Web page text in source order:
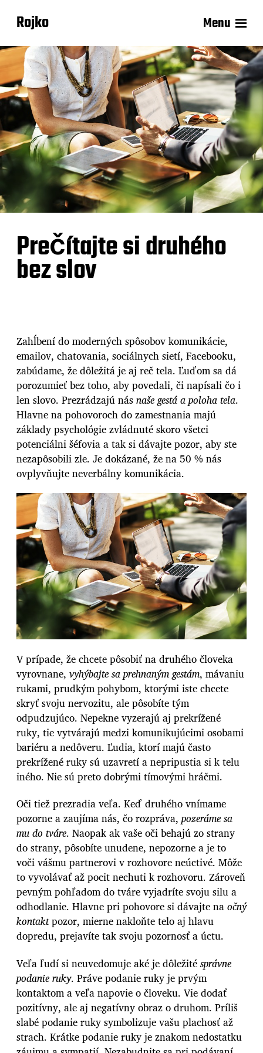
Rojko Menu
Prečítajte si druhého
bez slov
Zahĺbení domoderných spôsobov komunikácie,
emailov, chatovania, sociálnych sietí, Facebooku,
zabúdame, že dôležitá je aj reč tela. Ľuďom sa dá
porozumieť bez toho, aby povedali, či napísali čo i
len slovo. Prezrádzajú násnaše gestá a poloha tela.
Hlavne na pohovoroch do zamestnania majú
základy psychológie zvládnuté skoro všetci
potenciálni šéfovia a tak si dávajte pozor, aby ste
nezapôsobili zle. Je dokázané, že na 50 % nás
ovplyvňujte neverbálny komunikácia.
V prípade, že chcete pôsobiť na druhého človeka
vyrovnane, vyhýbajte sa prehnaným gestám, mávaniu
rukami, prudkým pohybom, ktorými iste chcete
skryť svoju nervozitu, ale pôsobíte tým
odpudzujúco. Nepekne vyzerajú aj prekrížené
ruky, tie vytvárajú medzi komunikujúcimi osobami
bariéru a nedôveru. Ľudia, ktorí majú často
prekrížené ruky sú uzavretí a nepripustia si k telu
iného. Nie sú preto dobrými tímovými hráčmi.
Oči tiež prezradia veľa. Keď druhého vnímame
pozorne a zaujíma nás, čo rozpráva, pozeráme sa
mu do tváre. Naopak ak vaše oči behajú zo strany
do strany, pôsobíte unudene, nepozorne a je to
voči vášmu partnerovi v rozhovore neúctivé. Môže
to vyvolávať až pocit nechuti k rozhovoru. Zároveň
pevným pohľadom do tváre vyjadríte svoju silu a
odhodlanie. Hlavne pri pohovore si dávajte naočný
kontaktpozor, mierne nakloňte telo aj hlavu
dopredu, prejavíte tak svoju pozornosť a úctu.
Veľa ľudí si neuvedomuje aké je dôležitésprávne
podanie ruky. Práve podanie ruky je prvým
kontaktom a veľa napovie o človeku. Vie dodať
pozitívny, ale aj negatívny obraz o druhom. Príliš
slabé podanie ruky symbolizuje vašu plachosť až
strach. Krátke podanie ruky je znakom nedostatku